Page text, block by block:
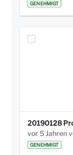
GENEHMIGT
GENEHMIGT